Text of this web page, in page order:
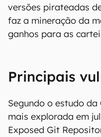
versões pirateadas
faz a mineração da
ganhos para as
Principais
Segundo o estudo da
mais explorada em
Exposed Git